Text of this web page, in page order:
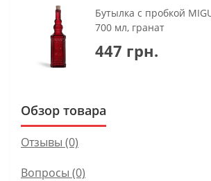
Бутылка с пробкой
700 мл, гранат
447 грн.
Обзор товара
Отзывы (0)
Вопросы (0)